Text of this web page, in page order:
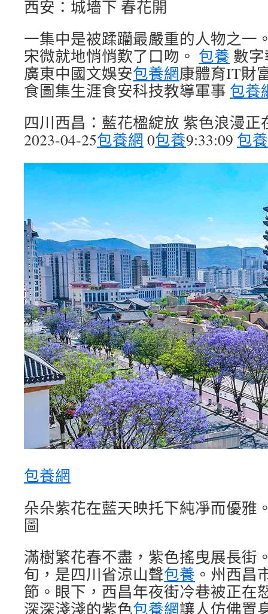
西安：城墻下 春花開
一集中是被蹂躪最嚴重的人物之一
宋微就地悄悄歎了口吻。 包養 數
廣東中國文娛安包養網康體育IT財
食圖集生涯食安科技教導軍事 包養
四川西昌：藍花楹綻放 紫色浪漫正
2023-04-25包養網 0包養9:33:09 包養
包養網
朵朵紫花在藍天映托下純凈而優雅
圖
滿樹繁花春不盡，紫色搖曳展長街
旬，是四川省涼山聲包養 。州西昌
節。眼下，西昌年夜街冷巷被正在
深深淺淺的紫色包養網讓人仿佛置